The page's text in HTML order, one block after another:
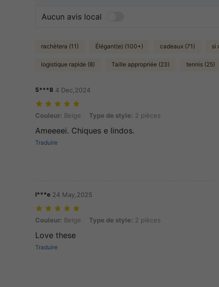
Aucun avis local
rachètera (11) Élégant(e) (100+) cadeaux (71) si
logistique rapide (8) Taille appropriée (23) tennis (25)
5***8 4 Dec,2024
Couleur: Beige, Type de style: 2 pièces
Couleur: Beige Type de style: 2 pièces
Ameeeei. Chiques e lindos.
Traduire
l***e 24 May,2025
Couleur: Beige, Type de style: 2 pièces
Couleur: Beige Type de style: 2 pièces
Love these
Traduire